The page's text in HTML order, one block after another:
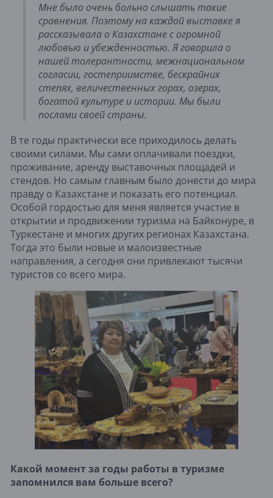
Мне было очень больно слышать такие
сравнения. Поэтому на каждой выставке я
рассказывала о Казахстане с огромной
любовью и убежденностью. Я говорила о
нашей толерантности, межнациональном
согласии, гостеприимстве, бескрайних
степях, величественных горах, озерах,
богатой культуре и истории. Мы были
послами своей страны.
В те годы практически все приходилось делать
своими силами. Мы сами оплачивали поездки,
проживание, аренду выставочных площадей и
стендов. Но самым главным было донести до мира
правду о Казахстане и показать его потенциал.
Особой гордостью для меня является участие в
открытии и продвижении туризма на Байконуре, в
Туркестане и многих других регионах Казахстана.
Тогда это были новые и малоизвестные
направления, а сегодня они привлекают тысячи
туристов со всего мира.
Какой момент за годы работы в туризме
запомнился вам больше всего?